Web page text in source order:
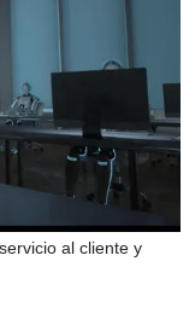
al cliente y